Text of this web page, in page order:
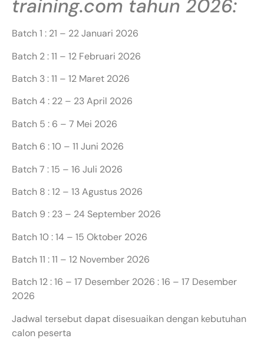
training.com tahun 2026:
Batch 1 : 21 – 22 Januari 2026
Batch 2 : 11 – 12 Februari 2026
Batch 3 : 11 – 12 Maret 2026
Batch 4 : 22 – 23 April 2026
Batch 5 : 6 – 7 Mei 2026
Batch 6 : 10 – 11 Juni 2026
Batch 7 : 15 – 16 Juli 2026
Batch 8 : 12 – 13 Agustus 2026
Batch 9 : 23 – 24 September 2026
Batch 10 : 14 – 15 Oktober 2026
Batch 11 : 11 – 12 November 2026
Batch 12 : 16 – 17 Desember 2026 : 16 – 17 Desember
2026
Jadwal tersebut dapat disesuaikan dengan kebutuhan
calon peserta